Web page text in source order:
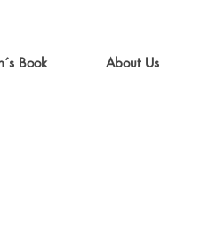
Book About Us